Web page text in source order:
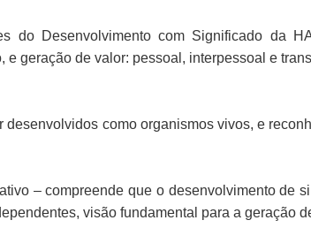
do Desenvolvimento com Significado da
geração de valor: pessoal, interpessoal e
como organismos vivos, e
– compreende que o desenvolvimento de
visão fundamental para a geração